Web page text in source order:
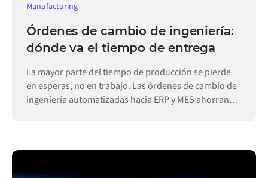
Manufacturing
Órdenes de cambio de ingeniería:
dónde va el tiempo de entrega
La mayor parte del tiempo de producción se pierde
en esperas, no en trabajo. Las órdenes de cambio de
ingeniería automatizadas hacia ERP y MES ahorran